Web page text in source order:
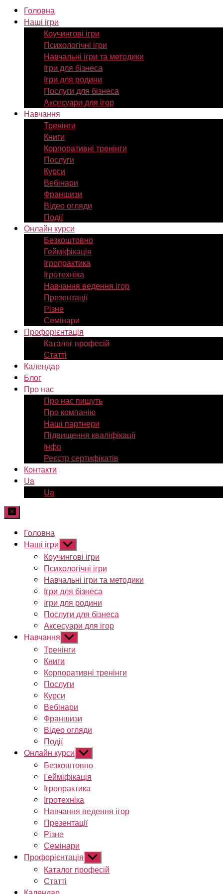
Головна
Наші ігри
Коучингові ігри
Психологічні ігри
Навчальні ігри та методики
Ігри для бізнеса
Ігри для родини
Послуги для бізнеса
Аксесуари для ігор
Навчання
Тренінги
Книги
Корпоративні тренінги
Послуги
Курси
Вебінари
Франшизи
Відео огляди
Події
Онлайн курси
Безкоштовно
Гейміфікація
Ігропрактика
Ігротехніка
Навчання ведення ігор
Презентації
Різне
Семінари
Профорієнтація
Каталог професій
Статті
Календар
Блог
Про нас
Про нас пишуть
Про компанію
Наші партнери
Підвищення кваліфікації
Інфо
Реєстр сертифікатів
Контакти
Ua
Ua
Головна
Наші ігри Показати
підменю
Коучингові ігри
Психологічні ігри
Навчальні ігри та методики
Ігри для бізнеса
Ігри для родини
Послуги для бізнеса
Аксесуари для ігор
Навчання Показати
підменю
Тренінги
Книги
Корпоративні тренінги
Послуги
Курси
Вебінари
Франшизи
Відео огляди
Події
Онлайн курси Показати
підменю
Безкоштовно
Гейміфікація
Ігропрактика
Ігротехніка
Навчання ведення ігор
Презентації
Різне
Семінари
Профорієнтація Показати
підменю
Каталог професій
Статті